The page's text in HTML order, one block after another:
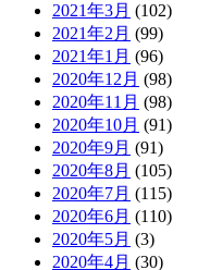
2021年3月 (102)
2021年2月 (99)
2021年1月 (96)
2020年12月 (98)
2020年11月 (98)
2020年10月 (91)
2020年9月 (91)
2020年8月 (105)
2020年7月 (115)
2020年6月 (110)
2020年5月 (3)
2020年4月 (30)